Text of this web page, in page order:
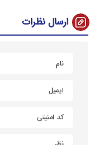
ارسال نظرات